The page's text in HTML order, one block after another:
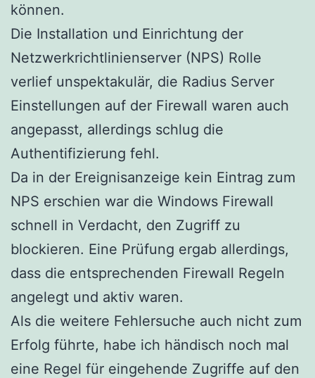
können.
Die Installation und Einrichtung der
Netzwerkrichtlinienserver (NPS) Rolle
verlief unspektakulär, die Radius Server
Einstellungen auf der Firewall waren auch
angepasst, allerdings schlug die
Authentifizierung fehl.
Da in der Ereignisanzeige kein Eintrag zum
NPS erschien war die Windows Firewall
schnell in Verdacht, den Zugriff zu
blockieren. Eine Prüfung ergab allerdings,
dass die entsprechenden Firewall Regeln
angelegt und aktiv waren.
Als die weitere Fehlersuche auch nicht zum
Erfolg führte, habe ich händisch noch mal
eine Regel für eingehende Zugriffe auf den